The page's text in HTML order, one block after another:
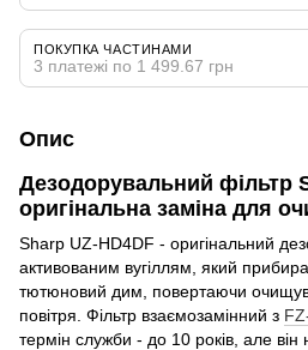
ПОКУПКА ЧАСТИНАМИ
3 платежі по 1 499.67 грн
Опис
Дезодорувальний фільтр
оригінальна заміна для
Sharp UZ-HD4DF - оригінальний
активованим вугіллям, який
тютюновий дим, повертаючи
повітря. Фільтр взаємозамінний з
термін служби - до 10 років, але він